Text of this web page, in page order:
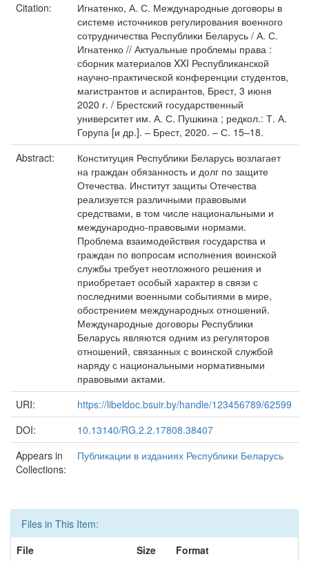
Citation:
Игнатенко, А. С. Международные договоры в
системе источников регулирования военного
сотрудничества Республики Беларусь / А. С.
Игнатенко // Актуальные проблемы права :
сборник материалов XXI Республиканской
научно-практической конференции студентов,
магистрантов и аспирантов, Брест, 3 июня
2020 г. / Брестский государственный
университет им. А. С. Пушкина ; редкол.: Т. А.
Горупа [и др.]. – Брест, 2020. – С. 15–18.
Abstract:
Конституция Республики Беларусь возлагает
на граждан обязанность и долг по защите
Отечества. Институт защиты Отечества
реализуется различными правовыми
средствами, в том числе национальными и
международно-правовыми нормами.
Проблема взаимодействия государства и
граждан по вопросам исполнения воинской
службы требует неотложного решения и
приобретает особый характер в связи с
последними военными событиями в мире,
обострением международных отношений.
Международные договоры Республики
Беларусь являются одним из регуляторов
отношений, связанных с воинской службой
наряду с национальными нормативными
правовыми актами.
URI:
https://libeldoc.bsuir.by/handle/123456789/62599
DOI:
10.13140/RG.2.2.17808.38407
Appears in
Collections:
Публикации в изданиях Республики Беларусь
Files in This Item:
File
Size Format